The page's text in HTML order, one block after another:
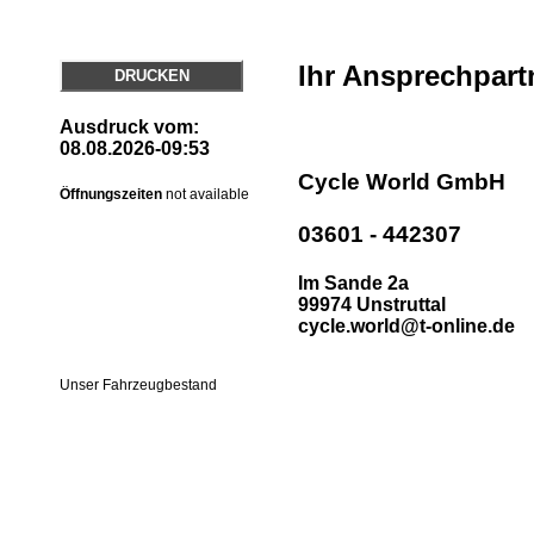
DRUCKEN
Ausdruck vom:
08.08.2026-09:53
Öffnungszeiten not available
Ihr
Cycle World GmbH
03601 - 442307
Im Sande 2a
99974 Unstruttal
cycle.world@t-online.de
Unser Fahrzeugbestand